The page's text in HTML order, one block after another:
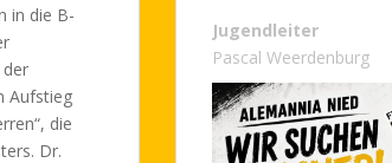
in die B-
Aufstieg
die
Dr.
Jugendleiter
Pascal Weerdenburg